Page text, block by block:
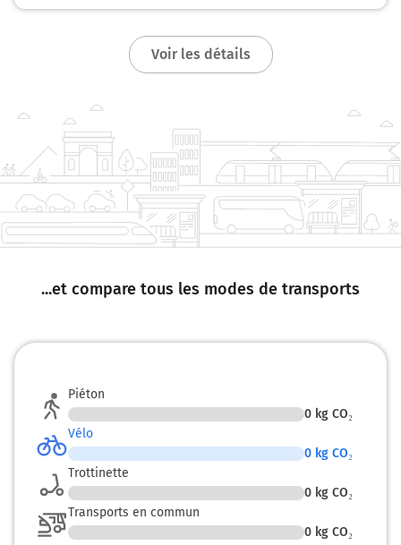
Voir les détails
...et compare tous les modes de transports
Piéton
0 kg CO₂
Vélo
0 kg CO₂
Trottinette
0 kg CO₂
Transports en commun
0 kg CO₂